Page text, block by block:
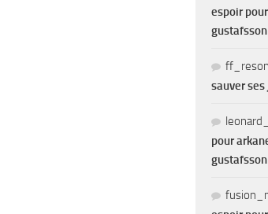
espoir
gustafsson
sauver
pour
gustafsson